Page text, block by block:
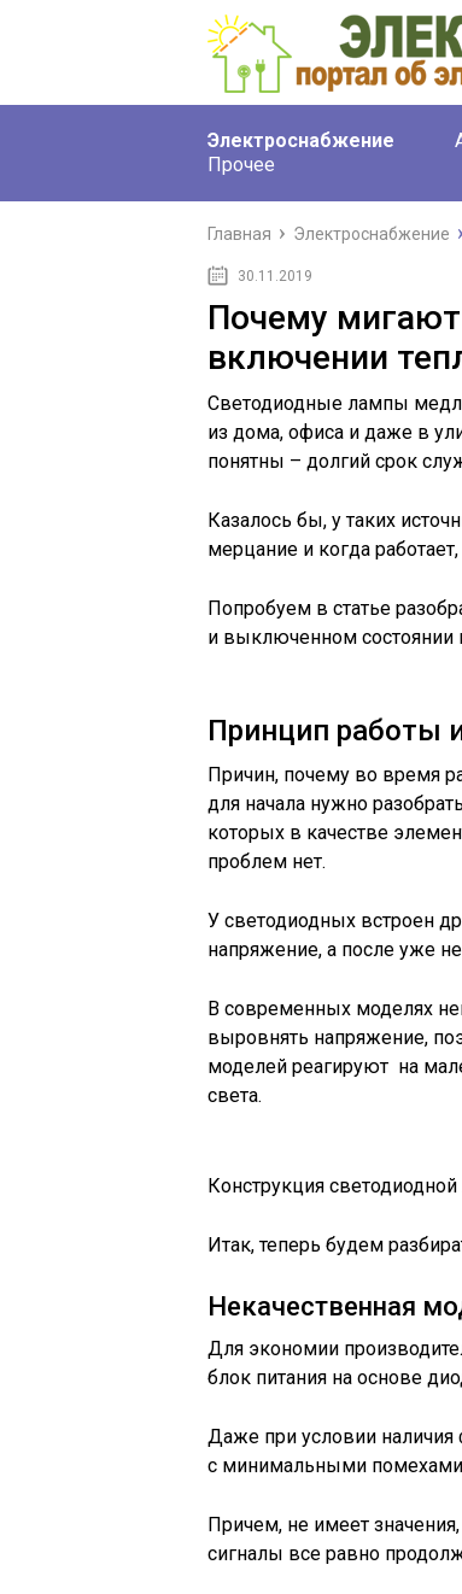
Электроснабжение
Прочее
Главная Электроснабжение
30.11.2019
Почему
включении
Светодиодные лампы
из дома, офиса и даже в
понятны – долгий срок
Казалось бы, у таких
мерцание и когда
Попробуем в статье
и выключенном состоянии
Принцип работы
Причин, почему во время
для начала нужно
которых в качестве
проблем нет.
У светодиодных встроен
напряжение, а после уже
В современных моделях
выровнять напряжение,
моделей реагируют на
света.
Конструкция
Итак, теперь будем
Некачественная
Для экономии
блок питания на основе
Даже при условии наличия
с минимальными
Причем, не имеет
сигналы все равно